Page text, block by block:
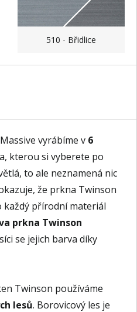
510 - Břidlice
vyrábíme v 6
kterou si vyberete po
to ale neznamená nic
že prkna Twinson
přírodní materiál
prkna Twinson
se jejich barva díky
Twinson používáme
lesů. Borovicový les je